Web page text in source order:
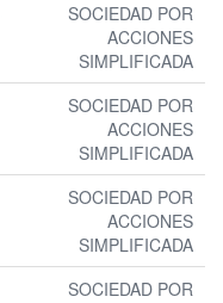
SOCIEDAD POR
ACCIONES
SIMPLIFICADA
SOCIEDAD POR
ACCIONES
SIMPLIFICADA
SOCIEDAD POR
ACCIONES
SIMPLIFICADA
SOCIEDAD POR